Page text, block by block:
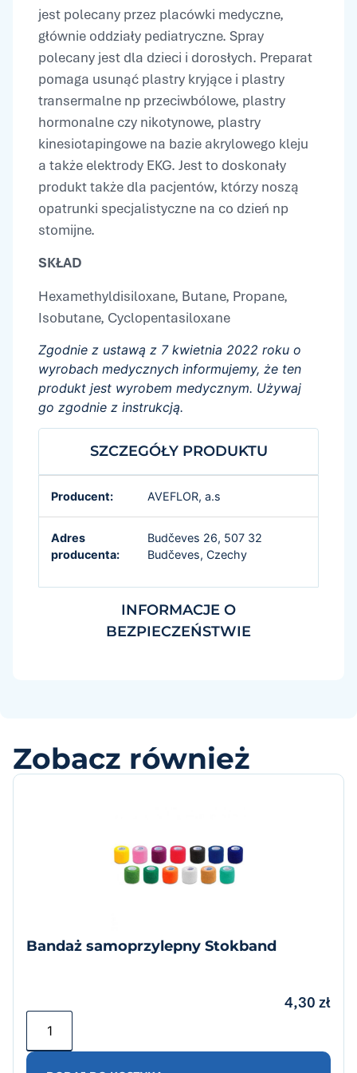
jest polecany przez placówki medyczne,
głównie oddziały pediatryczne. Spray
polecany jest dla dzieci i dorosłych. Preparat
pomaga usunąć plastry kryjące i plastry
transermalne np przeciwbólowe, plastry
hormonalne czy nikotynowe, plastry
kinesiotapingowe na bazie akrylowego kleju
a także elektrody EKG. Jest to doskonały
produkt także dla pacjentów, którzy noszą
opatrunki specjalistyczne na co dzień np
stomijne.
SKŁAD
Hexamethyldisiloxane, Butane, Propane,
Isobutane, Cyclopentasiloxane
Zgodnie z ustawą z 7 kwietnia 2022 roku o
wyrobach medycznych informujemy, że ten
produkt jest wyrobem medycznym. Używaj
go zgodnie z instrukcją.
SZCZEGÓŁY PRODUKTU
INFORMACJE O
BEZPIECZEŃSTWIE
Producent: AVEFLOR, a.s
Adres
producenta:
Budčeves 26, 507 32
Budčeves, Czechy
Zobacz również
Bandaż samoprzylepny Stokband
4,30 zł